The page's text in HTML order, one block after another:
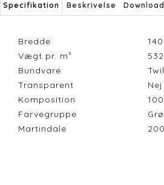
Specifikation Beskrivelse
Bredde 140
Vægt pr. m²
532
Bundvare
Transparent
Nej
Komposition
Farvegruppe
Martindale